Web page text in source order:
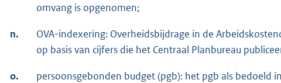
omvang is opgenomen;
n.
OVA-indexering: Overheidsbijdrage in de
op basis van cijfers die het Centraal Planbureau
o.
persoonsgebonden budget (pgb): het pgb als bedoeld